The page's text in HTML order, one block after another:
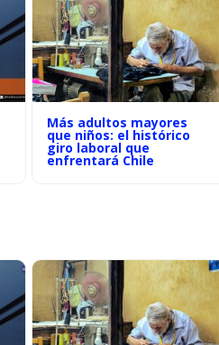
Más adultos mayores
que niños: el histórico
giro laboral que
enfrentará Chile